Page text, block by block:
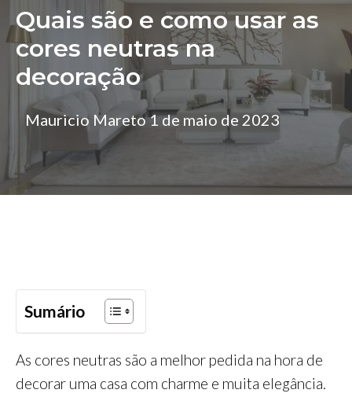
Quais são e como usar as
cores neutras na
decoração
Mauricio Mareto1 de maio de 2023
Sumário
As cores neutras são a melhor pedida na hora de
decorar uma casa com charme e muita elegância.